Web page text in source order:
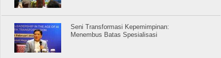
Seni Transformasi Kepemimpinan:
Menembus Batas Spesialisasi